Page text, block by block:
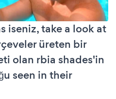
iseniz, take a look at
üreten bir
olan rbia shades'in
seen in their